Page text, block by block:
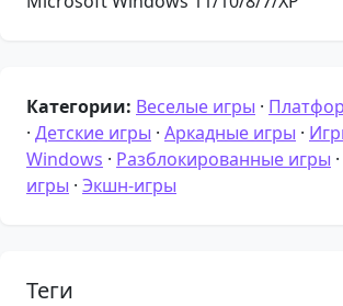
Категории: Веселые игры ·
· Детские игры · Аркадные игры ·
Windows · Разблокированные игры ·
игры · Экшн-игры
Теги